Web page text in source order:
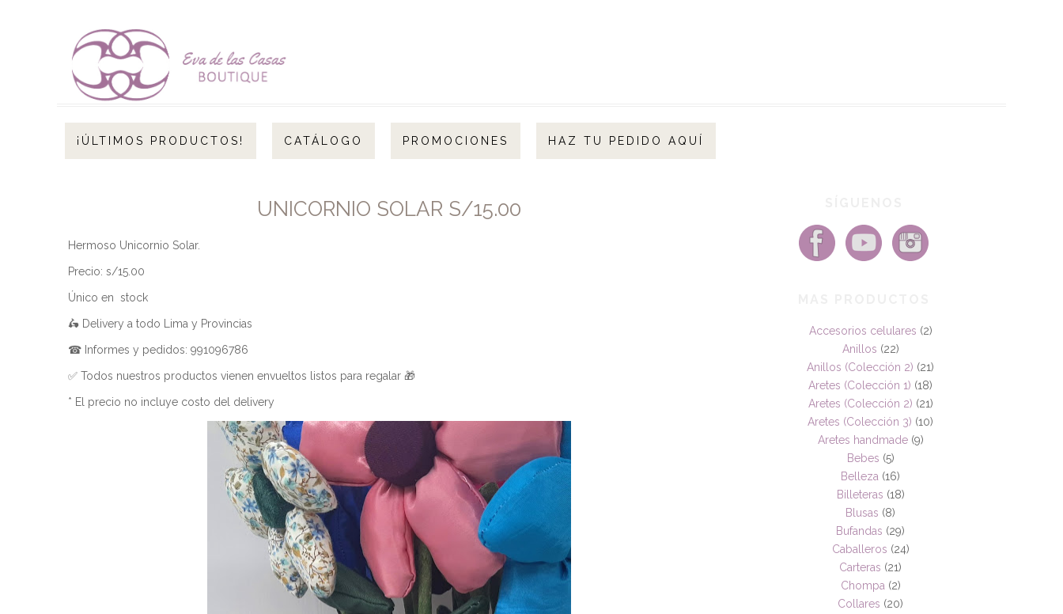
¡ÚLTIMOS PRODUCTOS! CATÁLOGO PROMOCIONES HAZ TU PEDIDO AQUÍ
UNICORNIO SOLAR S/15.00
Hermoso Unicornio Solar.
Precio: s/15.00
Único en stock
🛵 Delivery a todo Lima y Provincias
☎ Informes y pedidos: 991096786
✅ Todos nuestros productos vienen envueltos listos para regalar 🎁
* El precio no incluye costo del delivery
Accesorios celulares (2)
Anillos (22)
Anillos (Colección 2) (21)
Aretes (Colección 1) (18)
Aretes (Colección 2) (21)
Aretes (Colección 3) (10)
Aretes handmade (9)
Bebes (5)
Belleza (16)
Billeteras (18)
Blusas (8)
Bufandas (29)
Caballeros (24)
Carteras (21)
Chompa (2)
Collares (20)